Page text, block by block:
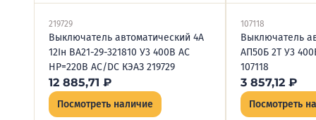
219729
Выключатель автоматический 4А
12Iн ВА21-29-321810 У3 400В AC
НР=220В AC/DC КЭАЗ 219729
12 885,71 ₽
Посмотреть наличие
107118
Выключатель
АП50Б 2Т У3
107118
3 857,12 ₽
Посмотреть